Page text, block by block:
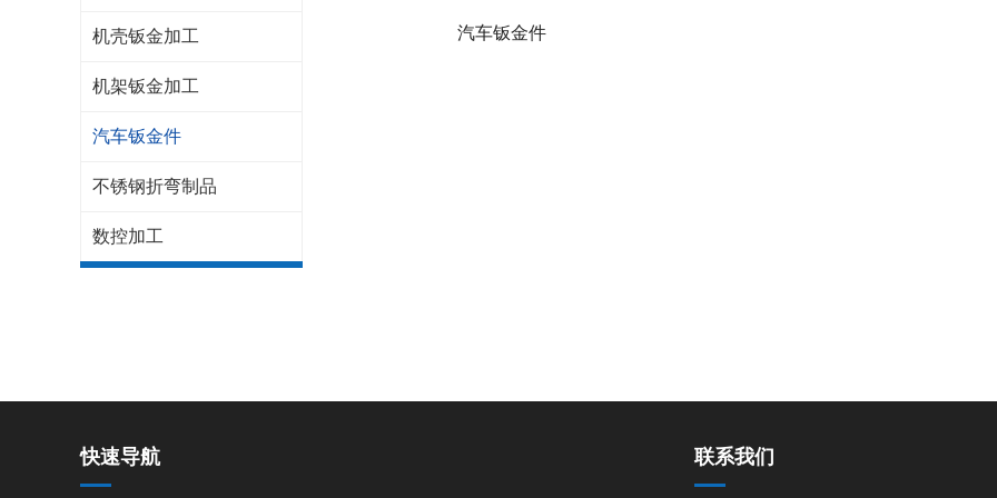
机壳钣金加工
机架钣金加工
汽车钣金件
不锈钢折弯制品
数控加工
汽车钣金件
快速导航 联系我们